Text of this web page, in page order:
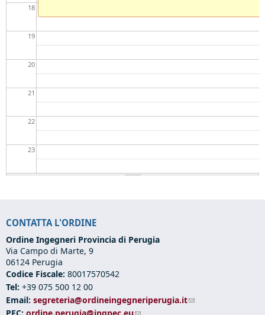
18
19
20
21
22
23
CONTATTA L'ORDINE
Ordine Ingegneri Provincia di Perugia
Via Campo di Marte, 9
06124 Perugia
Codice Fiscale: 80017570542
Tel: +39 075 500 12 00
Email: segreteria@ordineingegneriperugia.it(link sends e-mail)